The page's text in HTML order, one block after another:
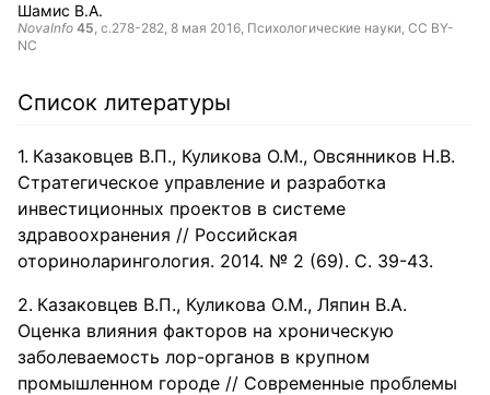
Шамис В.А.
NovaInfo 45, с.278-282, 8 мая 2016, Психологические науки, CC BY-
NC
Список литературы
Казаковцев В.П., Куликова О.М., Овсянников Н.В.
Стратегическое управление и разработка
инвестиционных проектов в системе
здравоохранения // Российская
оториноларингология. 2014. № 2 (69). С. 39-43.
Казаковцев В.П., Куликова О.М., Ляпин В.А.
Оценка влияния факторов на хроническую
заболеваемость лор-органов в крупном
промышленном городе // Современные проблемы